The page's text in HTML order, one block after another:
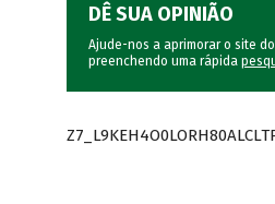
DÊ SUA OPINIÃO
Ajude-nos a aprimorar o site do
preenchendo uma rápida